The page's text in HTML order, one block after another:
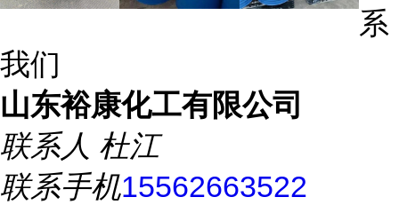
系
我们
山东裕康化工有限公司
联系人 杜江
联系手机15562663522